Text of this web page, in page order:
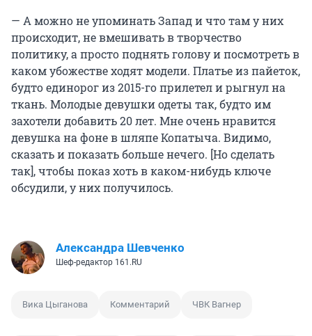
— А можно не упоминать Запад и что там у них
происходит, не вмешивать в творчество
политику, а просто поднять голову и посмотреть в
каком убожестве ходят модели. Платье из пайеток,
будто единорог из 2015-го прилетел и рыгнул на
ткань. Молодые девушки одеты так, будто им
захотели добавить 20 лет. Мне очень нравится
девушка на фоне в шляпе Копатыча. Видимо,
сказать и показать больше нечего. [Но сделать
так], чтобы показ хоть в каком-нибудь ключе
обсудили, у них получилось.
Александра Шевченко
Шеф-редактор 161.RU
Вика Цыганова Комментарий ЧВК Вагнер